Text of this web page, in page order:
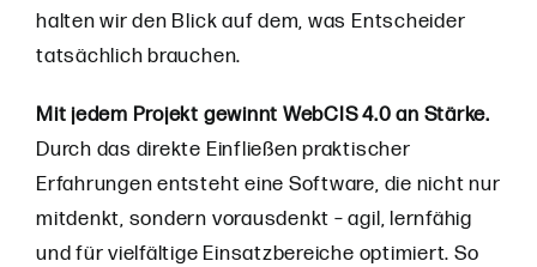
halten wir den Blick auf dem, was Entscheider
tatsächlich brauchen.
Mit jedem Projekt gewinnt WebCIS 4.0 an Stärke.
Durch das direkte Einfließen praktischer
Erfahrungen entsteht eine Software, die nicht nur
mitdenkt, sondern vorausdenkt – agil, lernfähig
und für vielfältige Einsatzbereiche optimiert. So